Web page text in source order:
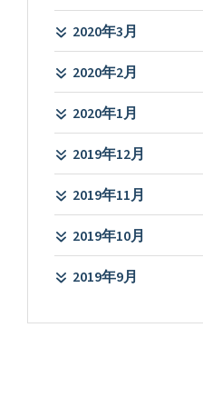
2020年3月
2020年2月
2020年1月
2019年12月
2019年11月
2019年10月
2019年9月